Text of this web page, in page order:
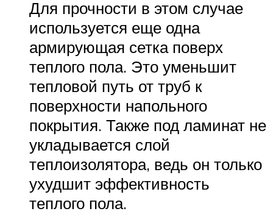
Для прочности в этом случае
используется еще одна
армирующая сетка поверх
теплого пола. Это уменьшит
тепловой путь от труб к
поверхности напольного
покрытия. Также под ламинат не
укладывается слой
теплоизолятора, ведь он только
ухудшит эффективность
теплого пола.